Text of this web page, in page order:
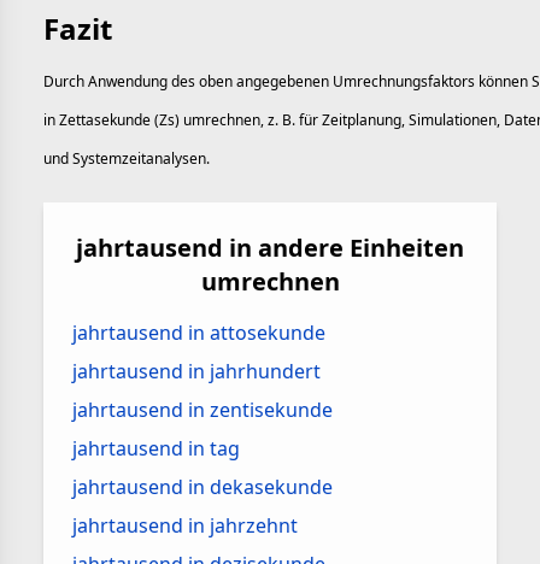
Fazit
Durch Anwendung des oben angegebenen Umrechnungsfaktors können
in Zettasekunde (Zs) umrechnen, z. B. für Zeitplanung, Simulationen,
und Systemzeitanalysen.
jahrtausend in andere Einheiten
umrechnen
jahrtausend in attosekunde
jahrtausend in jahrhundert
jahrtausend in zentisekunde
jahrtausend in tag
jahrtausend in dekasekunde
jahrtausend in jahrzehnt